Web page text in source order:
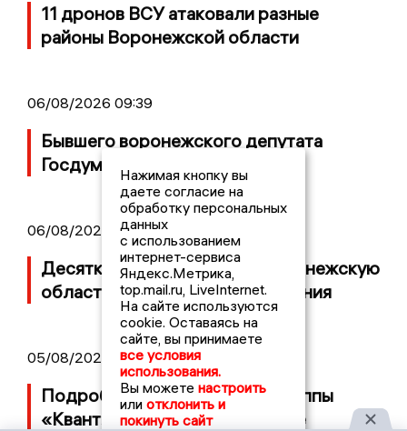
11 дронов ВСУ атаковали разные
районы Воронежской области
06/08/2026 09:39
Бывшего воронежского депутата
Госдумы объявили в розыск
06/08/2026 08:54
Десятки БПЛА атаковали Воронежскую
область ночью, есть повреждения
05/08/2026 14:40
Подробности банкротства группы
«Квант» с заводом в Воронеже
Нажимая кнопку вы
даете согласие на
обработку персональных
данных
с использованием
интернет-сервиса
Яндекс.Метрика,
top.mail.ru, LiveInternet.
На сайте используются
cookie. Оставаясь на
сайте, вы принимаете
все условия
использования.
Вы можете настроить
или отклонить и
покинуть сайт